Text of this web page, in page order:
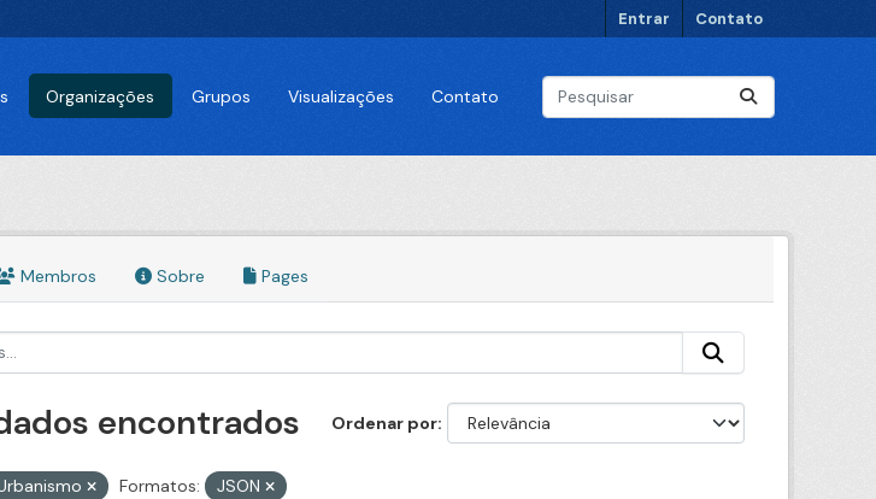
Entrar Contato
Organizações Grupos Visualizações Contato
Membros Sobre Pages
Ordenar por
encontrados
Formatos:
JSON